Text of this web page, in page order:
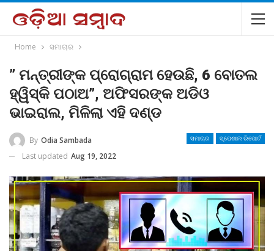
Home ସମାଚାର
” ମନ୍ତ୍ରୀଙ୍କ ପ୍ରୋଗ୍ରାମ ହେଉଛି, 6 ବୋତଲ
ହ୍ୱିସ୍କି ପଠାଅ”, ଅଫିସରଙ୍କ ଅଡିଓ
ଭାଇରାଲ, ମିଳିଲା ଏହି ଦଣ୍ଡ
ସମାଚାର ସ୍ପେଶାଲ ରିପୋର୍ଟ
By Odia Sambada
Last updated Aug 19, 2022